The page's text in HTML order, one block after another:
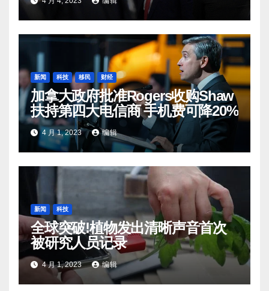
新闻 科技 移民 财经
加拿大政府批准Rogers收购Shaw
扶持第四大电信商 手机费可降20%
4 月 1, 2023 编辑
新闻 科技
全球突破!植物发出清晰声音首次
被研究人员记录
4 月 1, 2023 编辑